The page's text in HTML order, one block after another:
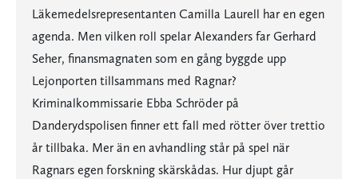
Läkemedelsrepresentanten Camilla Laurell har en egen
agenda. Men vilken roll spelar Alexanders far Gerhard
Seher, finansmagnaten som en gång byggde upp
Lejonporten tillsammans med Ragnar?
Kriminalkommissarie Ebba Schröder på
Danderydspolisen finner ett fall med rötter över trettio
år tillbaka. Mer än en avhandling står på spel när
Ragnars egen forskning skärskådas. Hur djupt går